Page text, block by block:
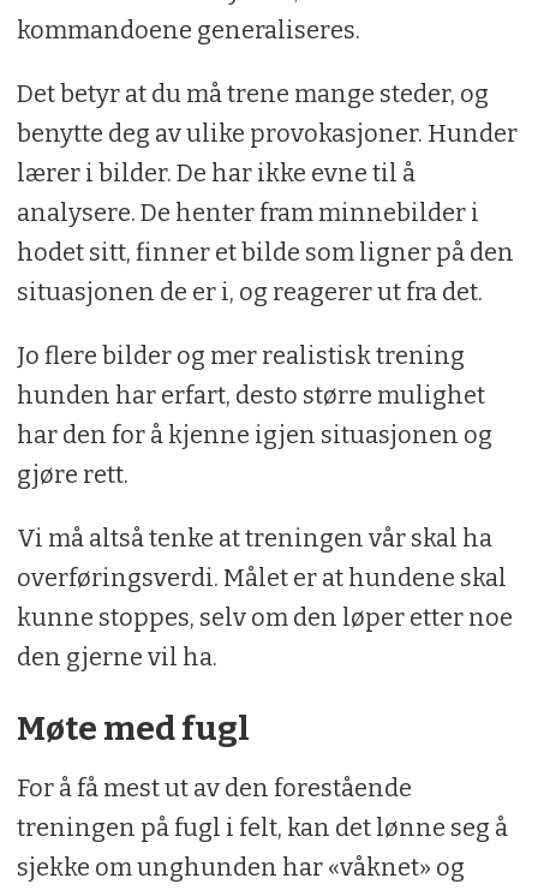
kommandoene generaliseres.
Det betyr at du må trene mange steder, og
benytte deg av ulike provokasjoner. Hunder
lærer i bilder. De har ikke evne til å
analysere. De henter fram minnebilder i
hodet sitt, finner et bilde som ligner på den
situasjonen de er i, og reagerer ut fra det.
Jo flere bilder og mer realistisk trening
hunden har erfart, desto større mulighet
har den for å kjenne igjen situasjonen og
gjøre rett.
Vi må altså tenke at treningen vår skal ha
overføringsverdi. Målet er at hundene skal
kunne stoppes, selv om den løper etter noe
den gjerne vil ha.
Møte med fugl
For å få mest ut av den forestående
treningen på fugl i felt, kan det lønne seg å
sjekke om unghunden har «våknet» og